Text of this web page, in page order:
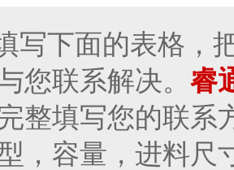
写下面的表格，
您联系解决。 睿
整填写您的联系
，容量，进料尺